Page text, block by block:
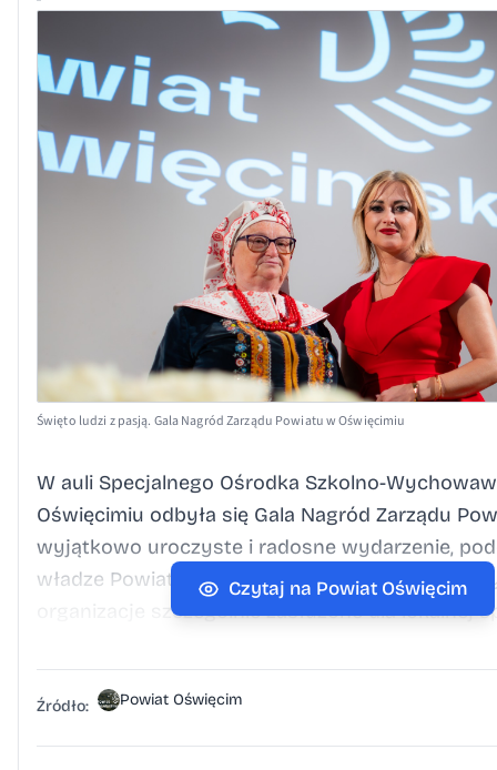
Święto ludzi z pasją. Gala Nagród Zarządu Powiatu w Oświęcimiu
W auli Specjalnego Ośrodka Szkolno-Wychowawczego w Oświęcimiu odbyła się Gala Nagród Zarządu Powiatu. Tom wyjątkowo uroczyste i radosne wydarzenie, podczas którego władze Powiatu Oświęcimskiego honorują osoby, zespoły i organizacje szczególnie zasłużone dla lokalnej społeczności. To właśnie dzięki ich pasji, talentowi i zaangażowaniu budowana jest tożsamość regionu, a powiat oświęcimski zyskuje doskonałych ambasadorów w kraju i poza jego granicami. Uroczysty wieczór 28 maja rozpoczął niezwykle nastrojowy występ utalentowanej wokalistki Leny Krakowczyk, której artystyczna droga rozpoczęła się właśnie w Oświęcimiu. Obecnie łączy naukę w I Liceum Ogólnokształcącym im. Stanisława Konarskiego w Oświęcimiu z profesjonalnym kształceniem muzycznym. Swoją przyszłość wiąże ze śpiewem, rozwijając umiejętności w Państwowej Szkole Muzycznej II stopnia im. Karola Szymanowskiego w Katowicach na wydziale wokalistyki klasycznej. Gości oraz laureatów Nagród Zarządu Powiatu w Oświęcimiu powitała prowadząca uroczystość naczelnik Wydziału Promocji Powiatu, Kultury i Sportu Sylwia Żak-Biesik. Następnie głos zabrali starosta Andrzej Skrzypiński oraz wicestarosta Teresa Jankowska, którzy podkreślili, jak ogromne znaczenie dla rozwoju naszego regionu mają osoby aktywnie działające na rzecz swoich lokalnych ojczyzn. Podziękowali wyróżnionym za ich codzienną pracę, pasję i wkład w promocję powiatu. Podczas gali zaprezentowano sylwetki tegorocznych laureatów w trzech kategoriach, po czym nastąpiło uroczyste wręczenie nagród. Okazałe statuetki wręczyli nagrodzonym starosta Andrzej Skrzypiński, wicestarosta Teresa Jankowska oraz członkowie zarządu Powiatu Oświęcimskiego – Małgorzata Kotapka, Jerzy Mieszczak i Wojciech Kajdas. Listy gratulacyjne do laureatów przesłali posłowie Dorota Niedziela, Marek Sowa i Paweł Śliz. Nagrody w dziedzinie kultury to wyróżnienia przyznawane osobom i zespołom, które poprzez działalność artystyczną, edukacyjną i społeczną budują tożsamość naszego regionu oraz dbają o rozwój i ochronę lokalnego dziedzictwa. Laureaci: Artur Adamczak Teresa Piskorz Aleksandra Dobner Janusz Majcherek Bernadetta Stawowczyk-Zemanek Małgorzata Gwóźdź Halina Czerwiec Zespół Regionalny „Skidzinianie” Orkiestra Dęta ROK Zator. Z kolei nagrody za osiągnięcia w działalności sportowej trafiły w ręce osób, które dzięki konsekwencji, ciężkiej pracy i sportowej pasji promują Powiat Oświęcimski podczas zawodów i wydarzeń sportowych. Laureaci: Rafał Czopek Patryk Flieger Sebastian Żabiński Robert Zieliński Tadeusz Łysek. W ostatniej części gali wręczono wyróżnienia dla organizacji pozarządowych oraz społeczników realizujących wyjątkowe inicjatywy na rzecz mieszkańców Powiatu Oświęcimskiego. Konkurs „Kalejdoskop Inicjatyw” promuje działania integrujące lokalne społeczności, budujące więzi międzyludzkie i odpowiadające na realne potrzeby mieszkańców. Laureaci: Stowarzyszenie Pozytywni – „Bijemy rekord w najdłuższym łańcuchu choinkowym” Stowarzyszenie „Brzost” – „Mamy tę MOC” Stowarzyszenie „Pokolenia” przy Dziennym Domu Pomocy w Oświęcimiu – „Pokolenia na Plus – edukacja do i o starości” Towarzystwo Miłośników Osieka – „Osieckie posiady” Stowarzyszenie Integracyjne Wspólna Sprawa w Osieku – „Osieckie posiady” Fundacja Miasto Pracownia – „Mozaiki Miasto Pracowni” Fundacja Skrzydła Przebudzenia – „Odnaleźć siebie razem” Stowarzyszenie Zaangażowane – „Zaangażowane z serca – dobro, które wraca”. Z całego serca gratulujemy wszystkim nagrodzonym i dziękujemy za wkład w rozwój Powiatu Oświęcimskiego! *** Laureaci Nagrody Zarządu Powiatu w Oświęcimiu za osiągnięcia w dziedzinie twórczości artystycznej, upowszechniania i ochrony kultury w 2025 roku Artur Adamczak od lat w swoim domu prowadzi „Poddasze u Adamsa” – lokalne mikromuzeum, w którym zgromadził bogatą kolekcję pamiątek, związanych przede wszystkim z historią miejscowej kopalni i działalnością klubu sportowego Górnik Brzeszcze. Inicjatywa „Poddasze u Adamsa” powstała dzięki osobistemu zaangażowaniu, pasji i wieloletniej pracy Artura Adamczaka osiągając wysoką wartość historyczną, edukacyjną i kulturową. W zbiorach „Poddasza” znajdują się m.in.: historyczne lampy i kaski górnicze, szpady i odznaki górnicze, archiwalne dokumenty i publikacje, pamiątki sportowe, proporczyki, medale, koszulki, bilety meczowe, a także unikatowe bryły węgla z widocznymi odciskami prehistorycznej flory. Teresa Piskorz, pasjonatka śpiewu i tańca ludowego z Oświęcimia, kolekcjonerka strojów regionalnych. Przez wiele lat tancerka i instruktorka z sukcesami prowadząca Zespół Folklorystyczny „Dolina Soły”, całym sercem zaangażowana w działalność kulturalną na rzecz naszego powiatu. Pod jej kierownictwem zespół dał 460 występów. Teresa Piskorz była organizatorką i współorganizatorką wielu imprez folklorystycznych, zarażając swoją pasją liczne grono osób. Poprzez swoją aktywność na niwie kultury skutecznie promowała powiat na arenie regionalnej, krajowej i międzynarodowej. Aleksandra Dobner, nauczycielka, projektantka wnętrz i artystka interdyscyplinarna. Od lat zaangażowana w życie społeczne lokalnych środowisk. W latach 2016-2019 roku uczyła w Brzeszczach, łącząca pasję do języka ze sztuką, a w kolejnych latach projektowała przestrzeń ekspozycyjną Garden Space oraz współtworzyła serię programów dla architektów. Swoje zamiłowanie do sztuki i architektury zawsze łączy ze świadomością życia w kolektywnej rzeczywistości. Szczególne znaczenie dla lokalnej społeczności miało założenie przez Aleksandrę Dobner przestrzeni kreatywnej w Oświęcimiu. Janusz Majcherek, muzyk i pedagog, od dwóch dekad związany w Młodzieżowym Domu Kultury w Oświęcimiu jako nauczyciel gry na instrumentach i opiekun zespołów muzycznych. Zespoły i soliści pod jego opieką zdobywali nagrody i wyróżnienia m.in. w Konkursie Pieśni Patriotycznej w Brzeszczach i Ogólnopolskim Festiwalu „Dźwięki Wolności” w Gdyni. Jest również jurorem wielu konkursów muzycznych na terenie naszego powiatu, współpracując z lokalnymi placówkami kultury. W 2025 roku zrealizował projekt muzyczno-historyczny, którego efektem jest płyta „1913 Historia miłosna emigrantki” oraz album opisujący historię rodzinną na tle historii Oświęcimia z początku XX wieku. Bernadeta Stawowczyk-Zemanek jest nauczycielką muzyki w Zespole Szkolno-Przedszkolnym Nr 1 w Osieku. Uczy również teorii muzyki oraz jest dyrygentem chórów w Państwowej Szkole Muzycznej I stopnia w Oświęcimiu. Od 2007 roku pełni funkcję dyrygenta chóru Camminando działającego w Osieku. W swojej pracy konsekwentnie rozwija umiejętności muzyczne dzieci i młodzieży, kształtując ich wrażliwość artystyczną oraz poczucie odpowiedzialności za wspólne dzieło. Szczególne miejsce w jej działalności zajmuje praca na rzecz społeczności lokalnej Gminy Osiek. Jej dorobek artystyczny został doceniony m.in. Nagrodą Ministra Kultury, Sztuki i Dziedzictwa Narodowego. Małgorzata Gwóźdź aktywnie angażuje się w tworzenie i realizację przedsięwzięć artystycznych o znaczeniu lokalnym i regionalnym. W przeszłości pracowała jako nauczycielka języka polskiego i kultury w środowiskach polonijnych w Kazachstanie i Rosji. Jest autorką licznych scenariuszy, tekstów oraz reżyserką widowisk teatralnych i koncertów. Szczególne miejsce zajmuje w nich tematyka historii Polski, dziedzictwa kulturowego Osieka oraz wartości patriotycznych i wspólnotowych. Współpracowała m.in. z Międzynarodowym Domem Spotkań Młodzieży w Oświęcimiu, uczestnicząc w projektach edukacyjnych i artystycznych promujących dialog, kulturę i pamięć historyczną. Za działalność na rzecz kultury i edukacji została uhonorowana statuetką Dobrego Ducha MDSM. Halina Czerwiec jest instruktorką ds. kultury w Gminnej Bibliotece Publicznej w Przeciszowie. Rodowita Ukrainka, w Polsce mieszka od 2001 roku. Ukończyła Muzyczną Uczelnię Państwową w Drohobyczu w klasie skrzypiec. Od wielu lat odpowiada za organizację wydarzeń kulturalnych skierowanych do dzieci, młodzieży oraz osób dorosłych w Przeciszowie. Aktywnie uczestniczy w przygotowaniu i realizacji wydarzeń gminnych, powiatowych, a nawet ogólnopolskich. Inicjatorka i prowadząca zajęcia umuzykalniające dla dzieci przedszkolnych. Jest współzałożycielką oraz koordynatorką Dziecięco-Młodzieżowego Zespołu Pieśni i Tańca „PrzeCisza”. Zespół Regionalny „Skidzinianie” od blisko sześciu dekad pielęgnuje lokalne tradycje. Przekazuje wiedzę o
Czytaj na Powiat Oświęcim
Źródło: Powiat Oświęcim